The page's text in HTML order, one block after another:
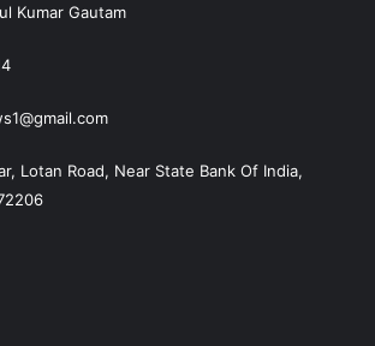
Kumar Gautam
Lotan Road, Near State Bank Of India,